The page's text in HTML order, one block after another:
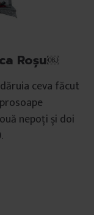
Roșu￼
ceva făcut
nepoți și doi